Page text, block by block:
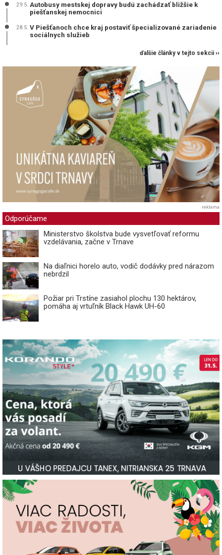
29.5. Autobusy mestskej dopravy budú zachádzať bližšie k
piešťanskej nemocnici
28.5. V Piešťanoch chce kraj postaviť špecializované zariadenie
sociálnych služieb
ďalšie články v tejto sekcii ››
reklama
Odporúčame
Ministerstvo školstva bude vysvetľovať reformu
vzdelávania, začne v Trnave
Na diaľnici horelo auto, vodič dodávky pred nárazom
nebrdzil
Požiar pri Trstíne zasiahol plochu 130 hektárov,
pomáha aj vrtuľník Black Hawk UH-60